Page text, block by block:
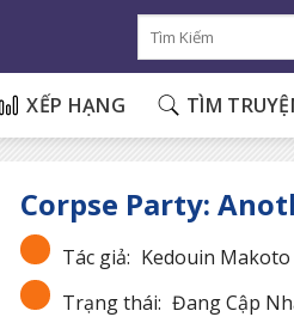
XẾP HẠNG TÌM
Corpse Party:
Tác giả: Kedouin Makoto
Trạng thái: Đang Cập